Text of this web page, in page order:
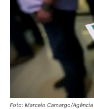
Foto: Marcelo Camargo/